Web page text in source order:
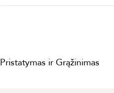
Pristatymas ir Grąžinimas